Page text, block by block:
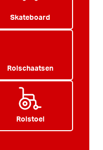
Skateboard
Rolschaatsen
Rolstoel